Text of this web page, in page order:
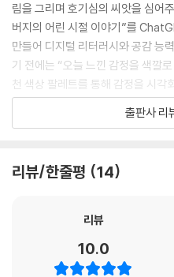
림을 그리며 호기심의 씨앗을 심어
버지의 어린 시절 이야기”를
만들어 디지털 리터러시와 공감 능
기 전에는 “오늘 느낀 감정을 색깔
천 색상 팔레트를 통해 감정을 시각
AI가 만들어낸 그림책에는 할머니
되물어주고, 실패할 때마다 “이게
기심은 어둠을 밝히는 등대입니다.
출판사 리
리뷰/한줄평 14
리뷰
10.0